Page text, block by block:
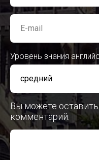
E-mail
Уровень знания
Вы можете
комментарий: